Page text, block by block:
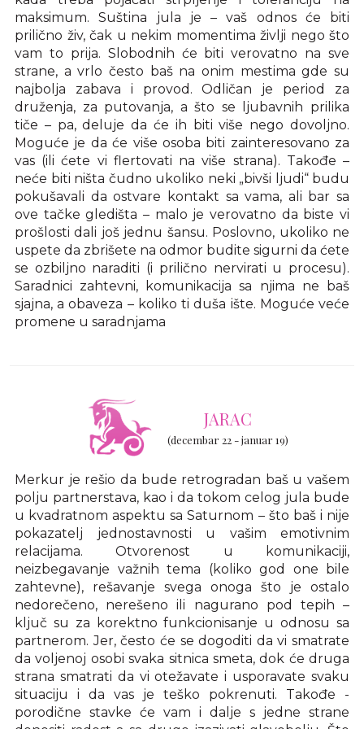
maksimum. Suština jula je – vaš odnos će biti
prilično živ, čak u nekim momentima življi nego što
vam to prija. Slobodnih će biti verovatno na sve
strane, a vrlo često baš na onim mestima gde su
najbolja zabava i provod. Odličan je period za
druženja, za putovanja, a što se ljubavnih prilika
tiče – pa, deluje da će ih biti više nego dovoljno.
Moguće je da će više osoba biti zainteresovano za
vas (ili ćete vi flertovati na više strana). Takođe –
neće biti ništa čudno ukoliko neki „bivši ljudi“ budu
pokušavali da ostvare kontakt sa vama, ali bar sa
ove tačke gledišta – malo je verovatno da biste vi
prošlosti dali još jednu šansu. Poslovno, ukoliko ne
uspete da zbrišete na odmor budite sigurni da ćete
se ozbiljno naraditi (i prilično nervirati u procesu).
Saradnici zahtevni, komunikacija sa njima ne baš
sjajna, a obaveza – koliko ti duša ište. Moguće veće
promene u saradnjama
JARAC
(decembar 22 - januar 19)
Merkur je rešio da bude retrogradan baš u vašem
polju partnerstava, kao i da tokom celog jula bude
u kvadratnom aspektu sa Saturnom – što baš i nije
pokazatelj jednostavnosti u vašim emotivnim
relacijama. Otvorenost u komunikaciji,
neizbegavanje važnih tema (koliko god one bile
zahtevne), rešavanje svega onoga što je ostalo
nedorečeno, nerešeno ili nagurano pod tepih –
ključ su za korektno funkcionisanje u odnosu sa
partnerom. Jer, često će se dogoditi da vi smatrate
da voljenoj osobi svaka sitnica smeta, dok će druga
strana smatrati da vi otežavate i usporavate svaku
situaciju i da vas je teško pokrenuti. Takođe -
porodične stavke će vam i dalje s jedne strane